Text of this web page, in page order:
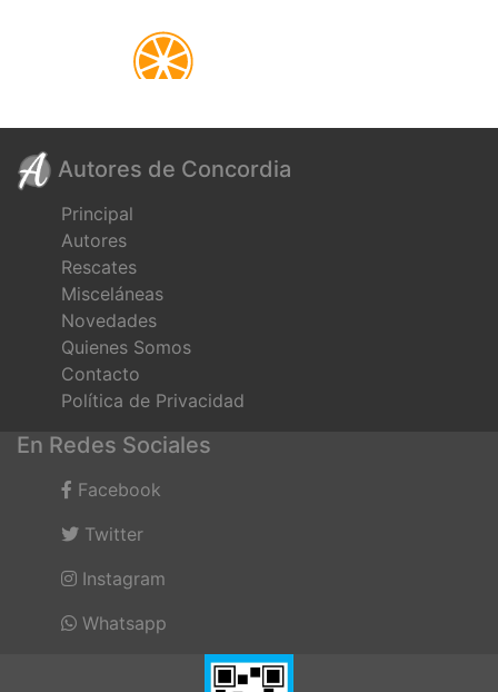
Autores de Concordia
Principal
Autores
Rescates
Misceláneas
Novedades
Quienes Somos
Contacto
Política de Privacidad
En Redes Sociales
Facebook
Twitter
Instagram
Whatsapp